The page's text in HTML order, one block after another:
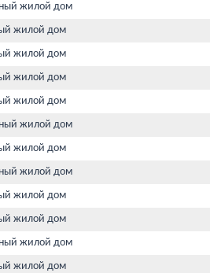
жилой дом
жилой дом
жилой дом
жилой дом
жилой дом
жилой дом
жилой дом
жилой дом
жилой дом
жилой дом
жилой дом
жилой дом